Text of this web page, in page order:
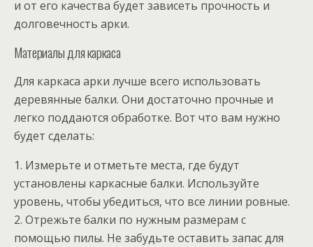
и от его качества будет зависеть прочность и
долговечность арки.
Материалы для каркаса
Для каркаса арки лучше всего использовать
деревянные балки. Они достаточно прочные и
легко поддаются обработке. Вот что вам нужно
будет сделать:
1. Измерьте и отметьте места, где будут
установлены каркасные балки. Используйте
уровень, чтобы убедиться, что все линии ровные.
2. Отрежьте балки по нужным размерам с
помощью пилы. Не забудьте оставить запас для